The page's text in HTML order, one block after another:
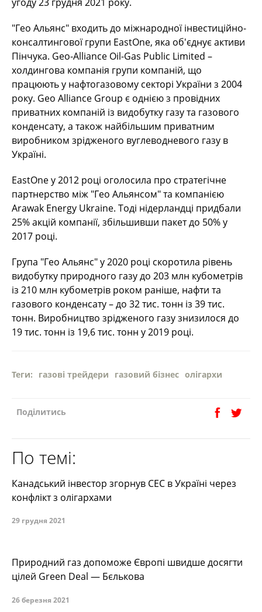
"Гео Альянс" входить до міжнародної інвестиційно-
консалтингової групи EastOne, яка об'єднує активи
Пінчука. Geo-Alliance Oil-Gas Public Limited –
холдингова компанія групи компаній, що
працюють у нафтогазовому секторі України з 2004
року. Geo Alliance Group є однією з провідних
приватних компаній із видобутку газу та газового
конденсату, а також найбільшим приватним
виробником зрідженого вуглеводневого газу в
Україні.
EastOne у 2012 році оголосила про стратегічне
партнерство між "Гео Альянсом" та компанією
Arawak Energy Ukraine. Тоді нідерландці придбали
25% акцій компанії, збільшивши пакет до 50% у
2017 році.
Група "Гео Альянс" у 2020 році скоротила рівень
видобутку природного газу до 203 млн кубометрів
із 210 млн кубометрів роком раніше, нафти та
газового конденсату – до 32 тис. тонн із 39 тис.
тонн. Виробництво зрідженого газу знизилося до
19 тис. тонн із 19,6 тис. тонн у 2019 році.
Теги: газові трейдери газовий бізнес олігархи
Поділитись
По темі:
Канадський інвестор згорнув СЕС в Україні через
конфлікт з олігархами
29 грудня 2021
Природний газ допоможе Європі швидше досягти
цілей Green Deal — Бєлькова
26 березня 2021